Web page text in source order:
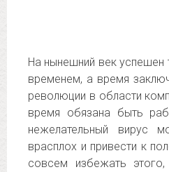
На нынешний век успешен
временем, а время
революции в области
время обязана быть
нежелательный вирус
врасплох и привести к
совсем избежать